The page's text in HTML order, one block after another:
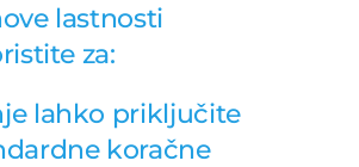
lastnosti
za:
lahko priključite
koračne